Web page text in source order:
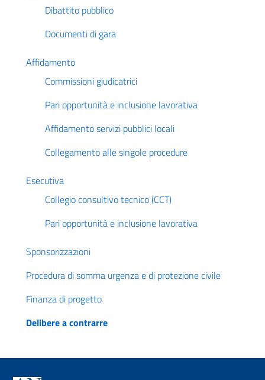
Dibattito pubblico
Documenti di gara
Affidamento
Commissioni giudicatrici
Pari opportunità e inclusione lavorativa
Affidamento servizi pubblici locali
Collegamento alle singole procedure
Esecutiva
Collegio consultivo tecnico (CCT)
Pari opportunità e inclusione lavorativa
Sponsorizzazioni
Procedura di somma urgenza e di protezione civile
Finanza di progetto
Delibere a contrarre